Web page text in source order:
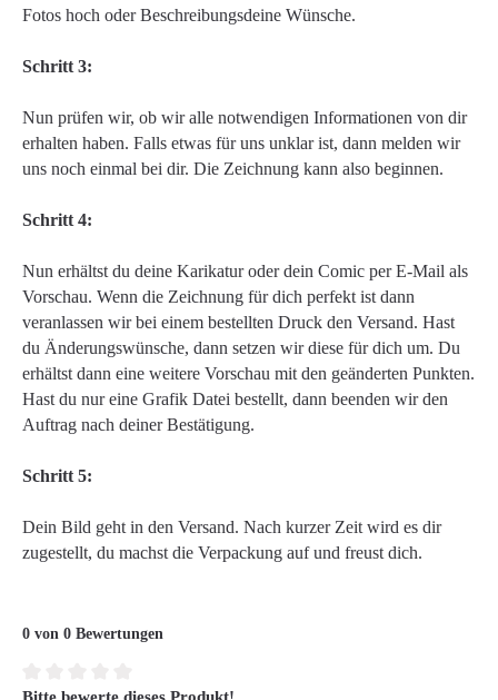
Fotos hoch oder Beschreibungsdeine Wünsche.
Schritt 3:
Nun prüfen wir, ob wir alle notwendigen Informationen von dir
erhalten haben. Falls etwas für uns unklar ist, dann melden wir
uns noch einmal bei dir. Die Zeichnung kann also beginnen.
Schritt 4:
Nun erhältst du deine Karikatur oder dein Comic per E-Mail als
Vorschau. Wenn die Zeichnung für dich perfekt ist dann
veranlassen wir bei einem bestellten Druck den Versand. Hast
du Änderungswünsche, dann setzen wir diese für dich um. Du
erhältst dann eine weitere Vorschau mit den geänderten Punkten.
Hast du nur eine Grafik Datei bestellt, dann beenden wir den
Auftrag nach deiner Bestätigung.
Schritt 5:
Dein Bild geht in den Versand. Nach kurzer Zeit wird es dir
zugestellt, du machst die Verpackung auf und freust dich.
0 von 0 Bewertungen
Bitte bewerte dieses Produkt!